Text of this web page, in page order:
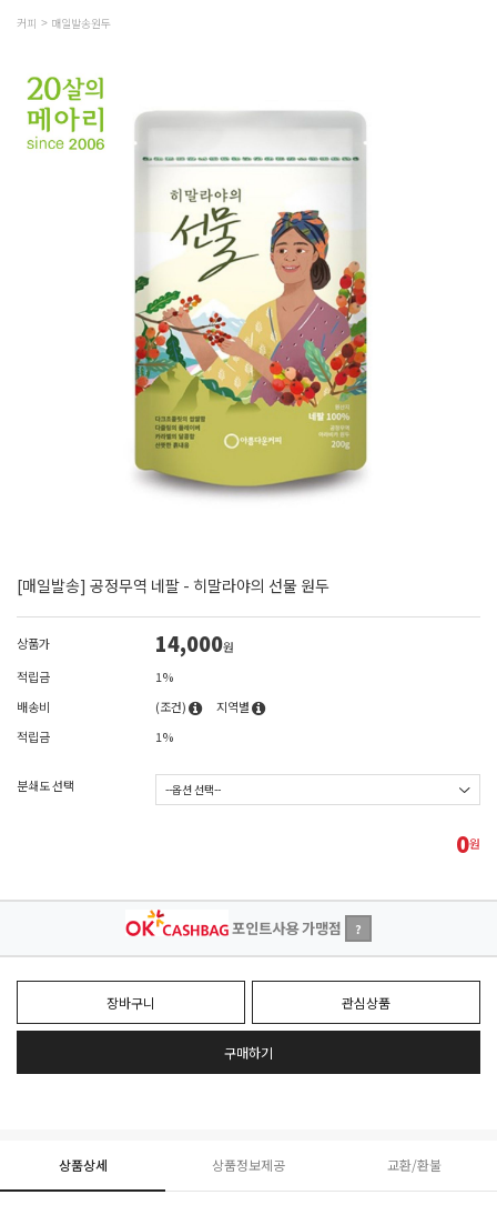
커피 매일발송원두
[매일발송] 공정무역 네팔 - 히말라야의 선물 원두
상품가 14,000원
적립금
1%
배송비
(조건)
지역별
적립금
1%
분쇄도 선택
0원
포인트사용 가맹점 ?
장바구니 관심상품
구매하기
상품상세 상품정보제공 교환/환불